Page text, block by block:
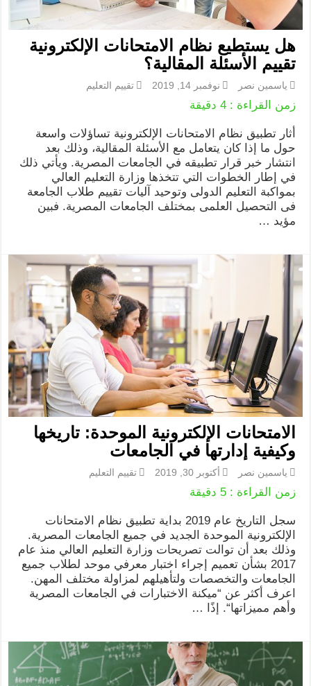
هل يستطيع نظام الامتحانات الإلكترونية
تقييم الأسئلة المقالية؟
ياسمين نصر نوفمبر 14, 2019 تقييم التعليم
زمن القراءة : 4 دقيقة
أثار تطبيق نظام الامتحانات الإلكترونية تساؤلات واسعة
حول ما إذا كان يتعامل مع الأسئلة المقالية، وذلك بعد
انتشار خبر قرار تطبيقه في الجامعات المصرية. ويأتي ذلك
في إطار الخطوات التي تتخذها وزارة التعليم العالي
بمواكبة التعليم الدولى وتوحيد آليات تقييم طلاب الجامعة
فى التحصيل العلمى بمختلف الجامعات المصرية. فبين
مؤيد …
الامتحانات الإلكترونية الموحدة: تاريخها
وكيفية إدارتها في الجامعات
ياسمين نصر أكتوبر 30, 2019 تقييم التعليم
زمن القراءة : 5 دقيقة
سجل التاريخ عام 2019 بداية تطبيق نظام الامتحانات
الإلكترونية الموحدة الجديد في جميع الجامعات المصرية.
وذلك بعد أن توالت تصريحات وزارة التعليم العالي منذ عام
2017 بشأن تعميم إجراء اختبار معرفي موحد لطلاب جميع
الجامعات والتخصصات ولتأهيلهم لمزاولة مختلف المهن.
اعرف أكثر عن “ميكنة الاختبارات في الجامعات المصرية
وأهم مميزاتها“. إذًا …